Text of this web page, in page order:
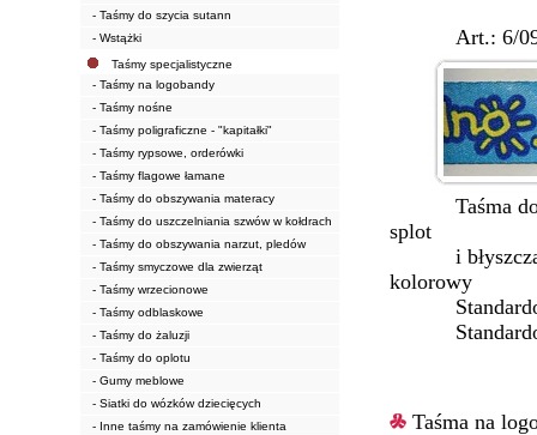
- Taśmy do szycia sutann
- Wstążki
Taśmy specjalistyczne
- Taśmy na logobandy
- Taśmy nośne
- Taśmy poligraficzne - "kapitałki"
- Taśmy rypsowe, orderówki
- Taśmy flagowe łamane
- Taśmy do obszywania materacy
- Taśmy do uszczelniania szwów w kołdrach
- Taśmy do obszywania narzut, pledów
- Taśmy smyczowe dla zwierząt
- Taśmy wrzecionowe
- Taśmy odblaskowe
- Taśmy do żaluzji
- Taśmy do oplotu
- Gumy meblowe
- Siatki do wózków dziecięcych
- Inne taśmy na zamówienie klienta
Art.: 6/
Taśma
splot
i błyszczącą
kolorowy
Taśma na